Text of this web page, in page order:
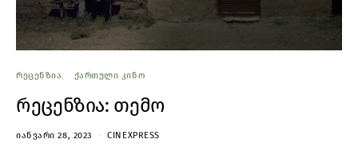
ᲠᲔᲪᲔᲜᲖᲘᲐ ᲥᲐᲠᲗᲣᲚᲘ ᲙᲘᲜᲝ
რეცენზია: თემო
ᲘᲐᲜᲕᲐᲠᲘ 28, 2023 CINEXPRESS